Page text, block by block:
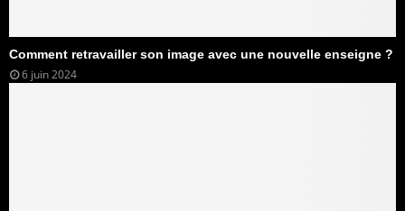
Comment retravailler son image avec une nouvelle enseigne ?
6 juin 2024